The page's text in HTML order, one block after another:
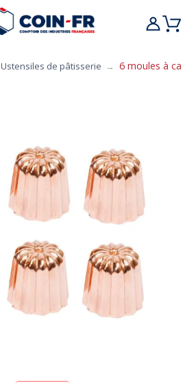
CUISINE MOBILIER
Ustensiles de pâtisserie 6 moules à